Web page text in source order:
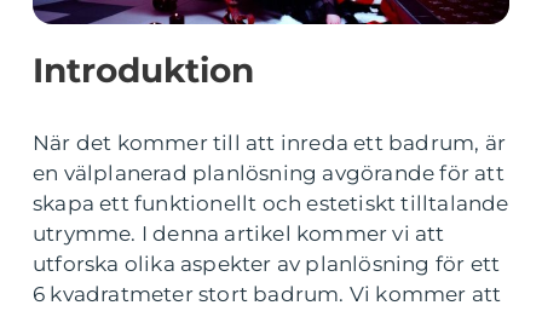
Introduktion
När det kommer till att inreda ett badrum, är
en välplanerad planlösning avgörande för att
skapa ett funktionellt och estetiskt tilltalande
utrymme. I denna artikel kommer vi att
utforska olika aspekter av planlösning för ett
6 kvadratmeter stort badrum. Vi kommer att